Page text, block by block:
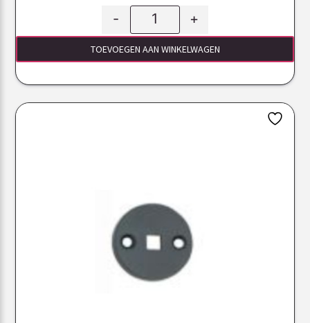
- +
TOEVOEGEN AAN WINKELWAGEN